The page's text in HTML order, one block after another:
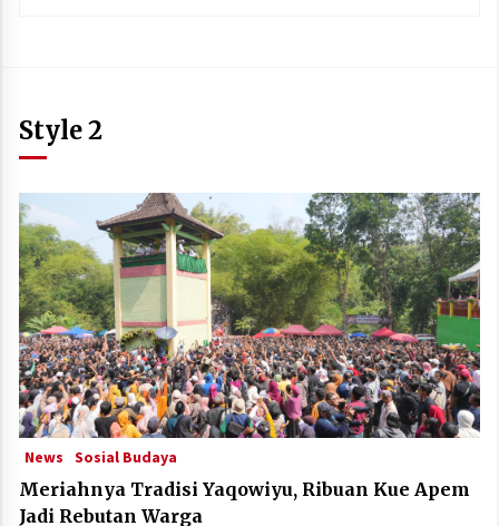
Style 2
News Sosial Budaya
Meriahnya Tradisi Yaqowiyu, Ribuan Kue Apem
Jadi Rebutan Warga